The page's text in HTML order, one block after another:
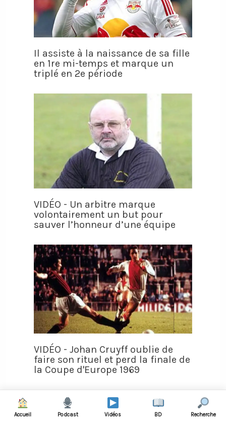
Il assiste à la naissance de sa fille
en 1re mi-temps et marque un
triplé en 2e période
VIDÉO - Un arbitre marque
volontairement un but pour
sauver l’honneur d’une équipe
VIDÉO - Johan Cruyff oublie de
faire son rituel et perd la finale de
la Coupe d'Europe 1969
Accueil Podcast Vidéos BD Recherche